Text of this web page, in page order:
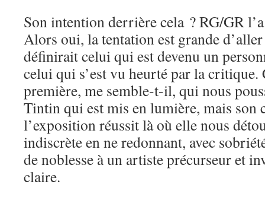
Son intention derrière cela ? RG/GR
Alors oui, la tentation est grande
définirait celui qui est devenu un
celui qui s’est vu heurté par la critique.
première, me semble-t-il, qui nous
Tintin qui est mis en lumière, mais son
l’exposition réussit là où elle nous
indiscrète en ne redonnant, avec
de noblesse à un artiste précurseur et
claire.